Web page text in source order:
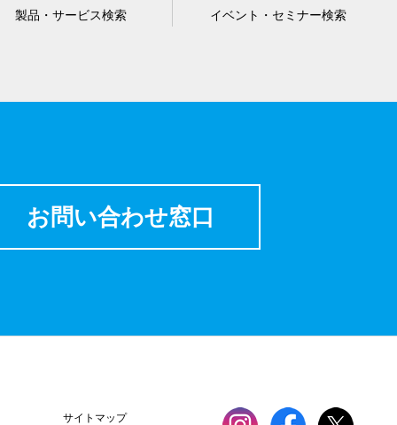
製品・サービス検索 イベント・セミナー検索
お問い合わせ窓口
サイトマップ